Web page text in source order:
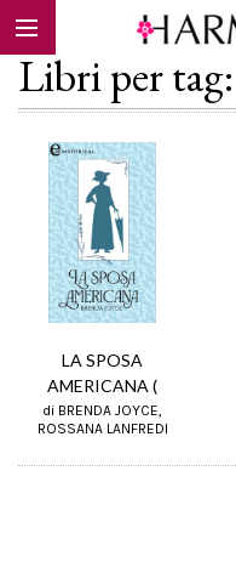
EBOOK
Libri per
LA SPOSA
AMERICANA (
di BRENDA JOYCE,
ROSSANA LANFREDI